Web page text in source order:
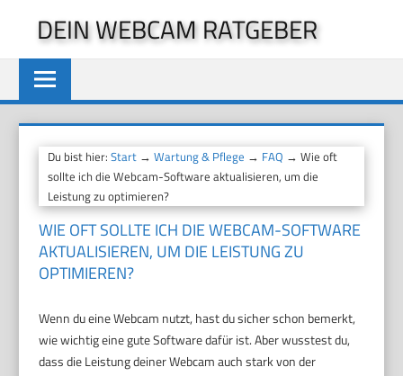
springen
DEIN WEBCAM RATGEBER
Du bist hier:Start →Wartung & Pflege → FAQ → Wie oft
sollte ich die Webcam-Software aktualisieren, um die
Leistung zu optimieren?
WIE OFT SOLLTE ICH DIE WEBCAM-SOFTWARE
AKTUALISIEREN, UM DIE LEISTUNG ZU
OPTIMIEREN?
Wenn du eine Webcam nutzt, hast du sicher schon bemerkt,
wie wichtig eine gute Software dafür ist. Aber wusstest du,
dass die Leistung deiner Webcam auch stark von der